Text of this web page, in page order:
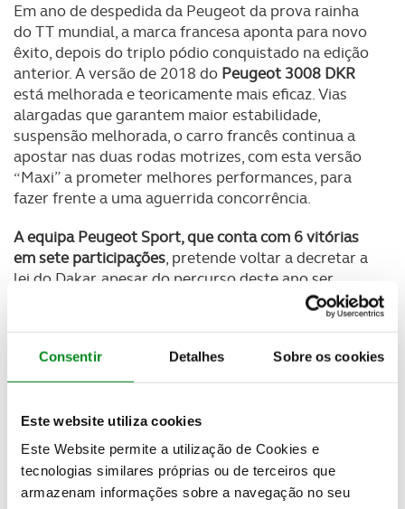
Consentir Detalhes Sobre os cookies
Este website utiliza cookies
Este Website permite a utilização de Cookies e
tecnologias similares próprias ou de terceiros que
armazenam informações sobre a navegação no seu
Em ano de despedida da Peugeot da prova rainha
do TT mundial, a marca francesa aponta para novo
êxito, depois do triplo pódio conquistado na edição
anterior. A versão de 2018 do Peugeot 3008 DKR
está melhorada e teoricamente mais eficaz. Vias
alargadas que garantem maior estabilidade,
suspensão melhorada, o carro francês continua a
apostar nas duas rodas motrizes, com esta versão
“Maxi” a prometer melhores performances, para
fazer frente a uma aguerrida concorrência.
A equipa Peugeot Sport, que conta com 6 vitórias
em sete participações, pretende voltar a decretar a
lei do Dakar, apesar do percurso deste ano ser
muito seletivo e exigente, com as etapas de areia no
Perú e as de grande altitude na Bolívia, a poderem
Argentina. Um duelo apetecível para aPeugeot, que
terá de se bater com aMinie aToyota, equipas
excelentes especialistas nas suas fileiras.
Os dois primeiros dias de prova serão seguramente
um teste para as principais equipas.